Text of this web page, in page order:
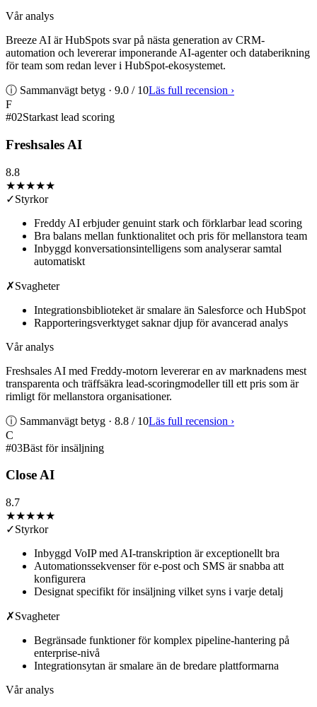
Vår analys
Breeze AI är HubSpots svar på nästa generation av CRM-
automation och levererar imponerande AI-agenter och databerikning
för team som redan lever i HubSpot-ekosystemet.
ⓘ Sammanvägt betyg · 9.0 / 10Läs full recension ›
F
#02Starkast lead scoring
Freshsales AI
8.8
★★★★★
✓Styrkor
Freddy AI erbjuder genuint stark och förklarbar lead scoring
Bra balans mellan funktionalitet och pris för mellanstora team
Inbyggd konversationsintelligens som analyserar samtal
automatiskt
✗Svagheter
Integrationsbiblioteket är smalare än Salesforce och HubSpot
Rapporteringsverktyget saknar djup för avancerad analys
Vår analys
Freshsales AI med Freddy-motorn levererar en av marknadens mest
transparenta och träffsäkra lead-scoringmodeller till ett pris som är
rimligt för mellanstora organisationer.
ⓘ Sammanvägt betyg · 8.8 / 10Läs full recension ›
C
#03Bäst för insäljning
Close AI
8.7
★★★★★
✓Styrkor
Inbyggd VoIP med AI-transkription är exceptionellt bra
Automationssekvenser för e-post och SMS är snabba att
konfigurera
Designat specifikt för insäljning vilket syns i varje detalj
✗Svagheter
Begränsade funktioner för komplex pipeline-hantering på
enterprise-nivå
Integrationsytan är smalare än de bredare plattformarna
Vår analys